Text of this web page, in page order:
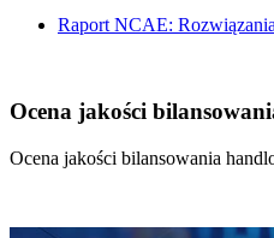
Raport NCAE:
Ocena jakości
Ocena jakości bilansowania